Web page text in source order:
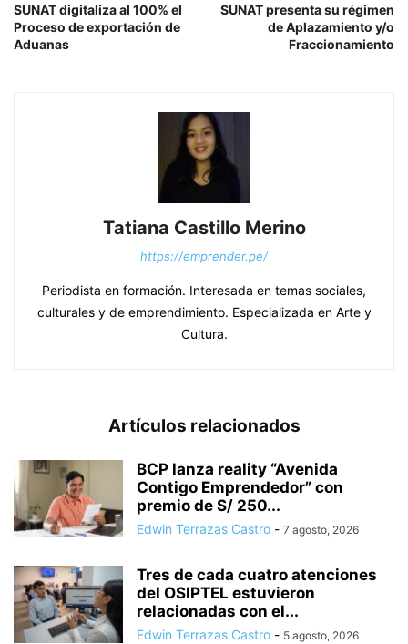
SUNAT digitaliza al 100% el
Proceso de exportación de
Aduanas
SUNAT presenta su régimen
de Aplazamiento y/o
Fraccionamiento
Tatiana Castillo Merino
https://emprender.pe/
Periodista en formación. Interesada en temas sociales,
culturales y de emprendimiento. Especializada en Arte y
Cultura.
Artículos relacionados
BCP lanza reality “Avenida
Contigo Emprendedor” con
premio de S/ 250...
Edwin Terrazas Castro - 7 agosto, 2026
Tres de cada cuatro atenciones
del OSIPTEL estuvieron
relacionadas con el...
Edwin Terrazas Castro - 5 agosto, 2026